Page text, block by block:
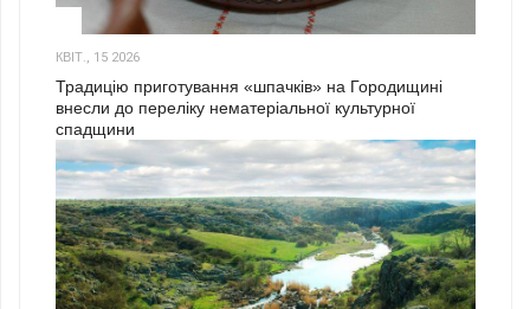
КВІТ., 15 2026
Традицію приготування «шпачків» на Городищині
внесли до переліку нематеріальної культурної
спадщини